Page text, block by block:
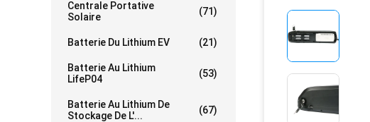
Centrale Portative
Solaire
(71)
Batterie Du Lithium EV (21)
Batterie Au Lithium
LifeP04
(53)
Batterie Au Lithium De
Stockage De L'...
(67)